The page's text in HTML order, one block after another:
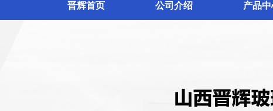
晋辉首页 公司介绍 产品